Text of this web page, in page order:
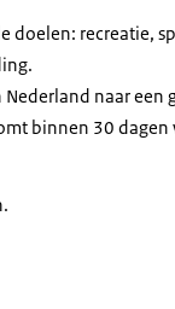
doelen: recreatie,
naar een
binnen 30 dagen